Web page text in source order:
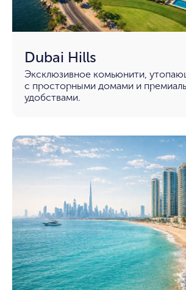
Dubai Hills
Эксклюзивное комьюнити,
с просторными домами и
удобствами.